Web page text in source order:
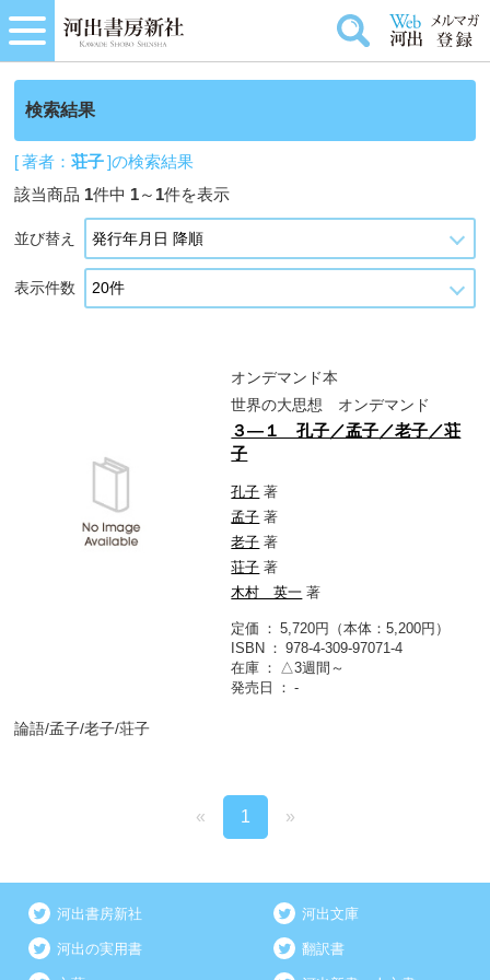
検索結果
[ 著者：荘子]の検索結果
該当商品 1件中 1～ 1件を表示
並び替え
表示件数
オンデマンド本
世界の大思想 オンデマンド
３―１ 孔子／孟子／老子／荘
子
孔子 著
孟子 著
老子 著
荘子 著
木村 英一 著
定価
5,720円（本体：5,200円）
ISBN
978-4-309-97071-4
在庫
△3週間～
発売日
-
論語/孟子/老子/荘子
« 1 »
河出書房新社 河出文庫
河出の実用書 翻訳書